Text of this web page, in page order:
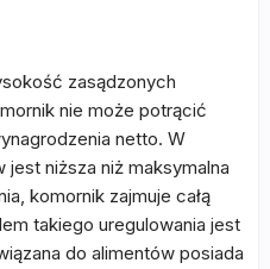
zasądzonych
nie może potrącić
netto. W
niższa niż maksymalna
komornik zajmuje całą
takiego uregulowania jest
do alimentów posiada